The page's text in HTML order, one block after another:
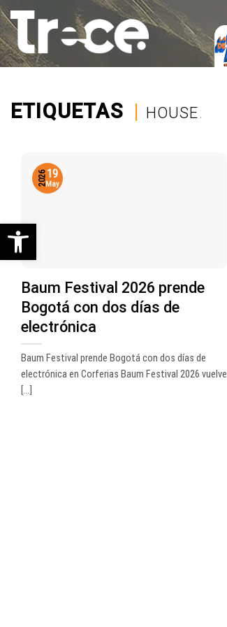
Saltar
al
contenido
ETIQUETAS | HOUSE.
Baum Festival 2026 prende
Bogotá con dos días de
electrónica
Baum Festival prende Bogotá con dos días de
electrónica en Corferias Baum Festival 2026 vuelve
[...]
19
May
2026
Abrir barra de herramientas